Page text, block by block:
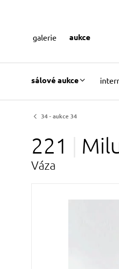
sálové aukce
galerie aukce
34 - aukce 34
221
Váza